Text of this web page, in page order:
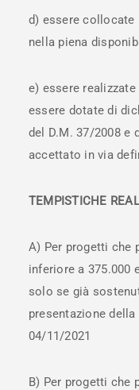
d) essere
nella piena
e) essere realizzate
essere dotate di
del D.M. 37/2008 e
accettato in via
TEMPISTICHE
A) Per progetti che
inferiore a 375.000
solo se già
presentazione della
04/11/2021
B) Per progetti che